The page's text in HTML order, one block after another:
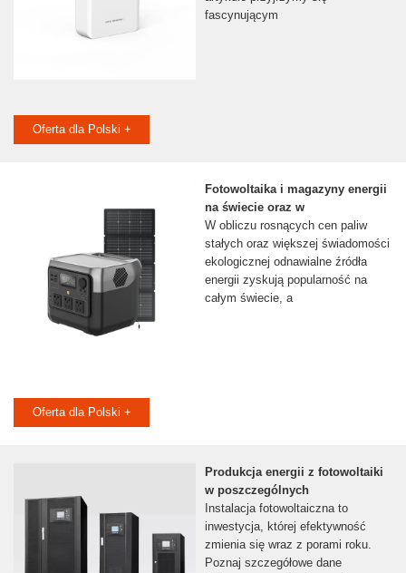
fascynującym
Oferta dla Polski +
Fotowoltaika i magazyny energii
na świecie oraz w
W obliczu rosnących cen paliw
stałych oraz większej świadomości
ekologicznej odnawialne źródła
energii zyskują popularność na
całym świecie, a
Oferta dla Polski +
Produkcja energii z fotowoltaiki
w poszczególnych
Instalacja fotowoltaiczna to
inwestycja, której efektywność
zmienia się wraz z porami roku.
Poznaj szczegółowe dane